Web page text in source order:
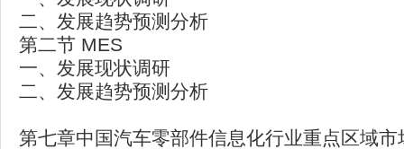
二、发展趋势预测分析
第二节 MES
一、发展现状调研
二、发展趋势预测分析
第七章中国汽车零部件信息化行业重点区域市